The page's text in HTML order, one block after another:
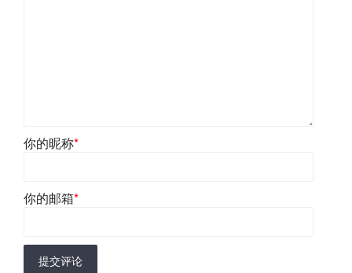
你的昵称*
你的邮箱*
提交评论